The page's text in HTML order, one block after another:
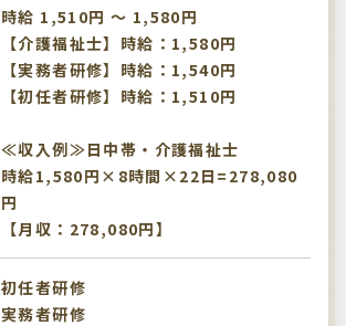
時給 1,510円 〜 1,580円
【介護福祉士】時給：1,580円
【実務者研修】時給：1,540円
【初任者研修】時給：1,510円
≪収入例≫日中帯・介護福祉士
時給1,580円×8時間×22日=278,080
円
【月収：278,080円】
初任者研修
実務者研修